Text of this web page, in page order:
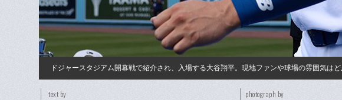
ドジャースタジアム開幕戦で紹介され、入場する大谷翔平。現地ファンや球場の雰囲気は
text by photograph by